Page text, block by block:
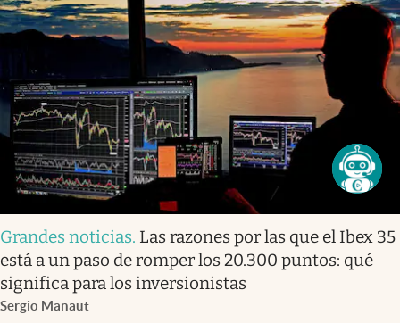
Grandes noticias. Las razones por las que el Ibex 35
está a un paso de romper los 20.300 puntos: qué
significa para los inversionistas
Sergio Manaut